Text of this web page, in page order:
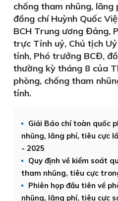
chống tham nhũng, lãng
đồng chí Huỳnh Quốc
BCH Trung ương Đảng,
trực Tỉnh uỷ, Chủ tịch
tỉnh, Phó trưởng BCĐ,
thường kỳ tháng 8 của
phòng, chống tham
tỉnh.
Giải Báo chí toàn quốc
nhũng, lãng phí, tiêu cực
- 2025
Quy định về kiểm soát
tham nhũng, tiêu cực
Phiên họp đầu tiên về
nhũng, lãng phí, tiêu cực